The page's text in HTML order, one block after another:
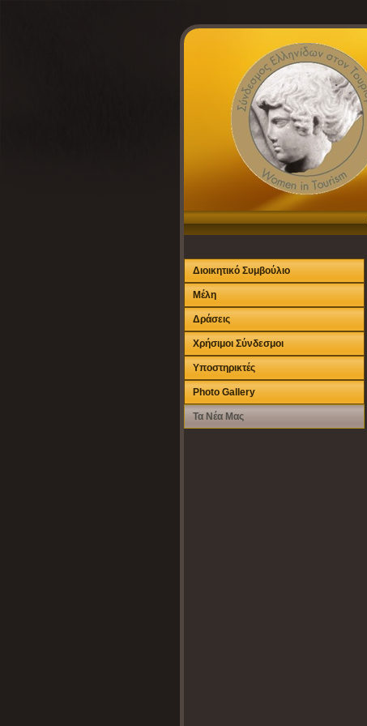
Διοικητικό Συμβούλιο
Μέλη
Δράσεις
Χρήσιμοι Σύνδεσμοι
Υποστηρικτές
Photo Gallery
Τα Νέα Μας